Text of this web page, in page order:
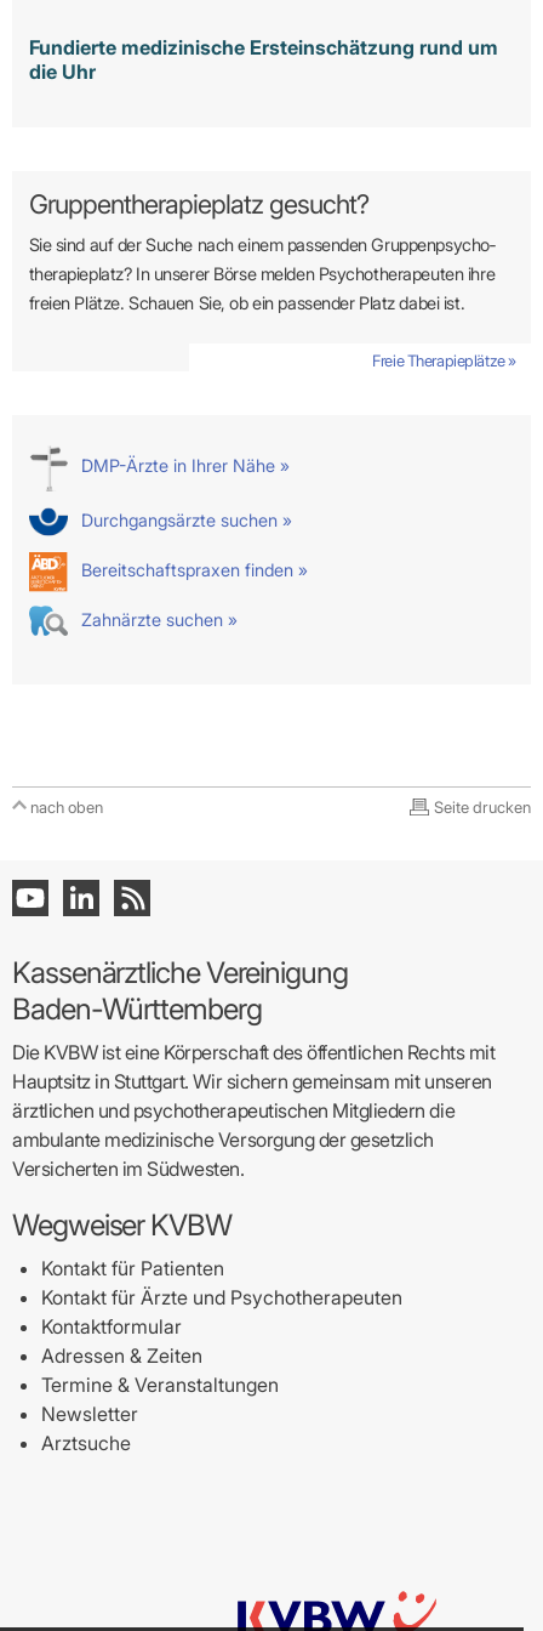
Fundierte medizinische Ersteinschätzung rund um
die Uhr
Gruppentherapieplatz gesucht?
Sie sind auf der Suche nach einem passenden Gruppen­psycho­
therapie­platz? In unserer Börse melden Psycho­­thera­­peuten ihre
freien Plätze. Schauen Sie, ob ein passender Platz dabei ist.
Freie Therapieplätze »
DMP-Ärzte in Ihrer Nähe »
Durchgangsärzte suchen »
Bereitschaftspraxen finden »
Zahnärzte suchen »
nach oben Seite drucken
Kassenärztliche Vereinigung
Baden-Württemberg
Die KVBW ist eine Körperschaft des öffentlichen Rechts mit
Hauptsitz in Stuttgart. Wir sichern gemeinsam mit unseren
ärztlichen und psychotherapeutischen Mitgliedern die
ambulante medizinische Versorgung der gesetzlich
Versicherten im Südwesten.
Wegweiser KVBW
Kontakt für Patienten
Kontakt für Ärzte und Psychotherapeuten
Kontaktformular
Adressen & Zeiten
Termine & Veranstaltungen
Newsletter
Arztsuche